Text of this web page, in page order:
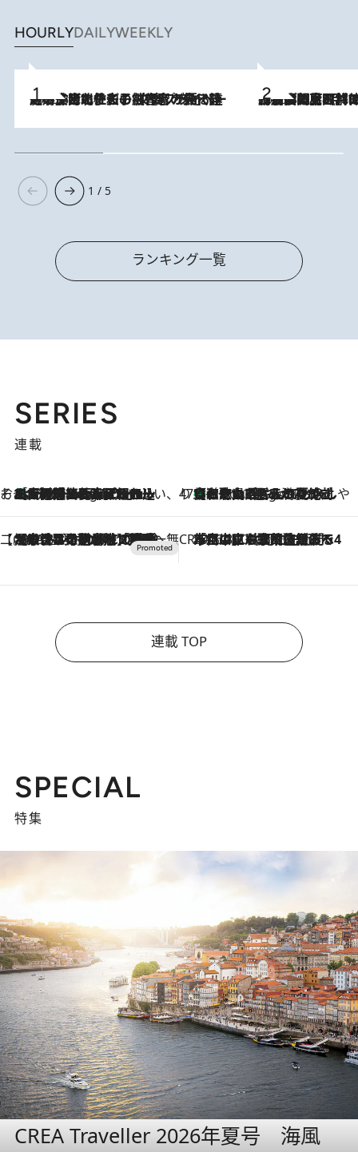
HOURLYDAILYWEEKLY
2026.8.3
《「文士の子ども被害者の会」発足！》阿川佐和子（72）が語る遠藤周作に北杜夫、劇作家・矢代静一の子どもたちの“文豪プライベート事件簿” 2026.8.8
「最後に見られてよかった」上野動物園の東園パンダ舎が解体前に特別公開。8月16日まで延長されたパネル展と共に辿る“半世紀”のパンダ飼育《解体工事の図面あり》
1 / 5
ランキング一覧
SERIES
連載
そおだよおこの関西おいしい、おやつ紀行6 Hours Ago
［大阪府箕面市］一皿一皿目の前で仕上げられる、料理を巧みに組み込んだアシェットデセールコース「ミチル アシェット デセール（Michiru assiette dessert）」 47都道府県の手みやげ ひんやりスイーツで夏を満喫
6 Hours Ago
【和歌山県】この夏絶対食べたい 冷やしておいしいおやつ3選 みかんがごろっと丸ごと入ったジュレ
【CREA×星野リゾート】唯一無二。癒しと発見が待つ場所へ
2026.8.7
【トンボの足水浴】ヒノキの香りに包まれて涼感マックス！約13℃の湧水かけ流しを避暑地「星野温泉 トンボの湯」で体験 CREA'S CHOICE
2026.8.7
「立川にも歌舞伎があるんだよ」 片岡仁左衛門・市川中車ら豪華座組みで4年目の立川立飛歌舞伎へ
連載 TOP
SPECIAL
特集
CREA Traveller 2026年夏号 海風